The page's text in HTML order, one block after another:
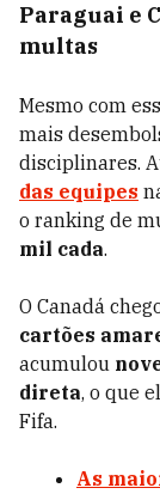
Paraguai e
multas
Mesmo com
mais
disciplinares.
das equipes
o ranking de
mil cada.
O Canadá
cartões
acumulou
direta, o que
Fifa.
As